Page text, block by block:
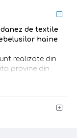
de textile
haine
realizate din
provine din
sezon
fluctuatiile de